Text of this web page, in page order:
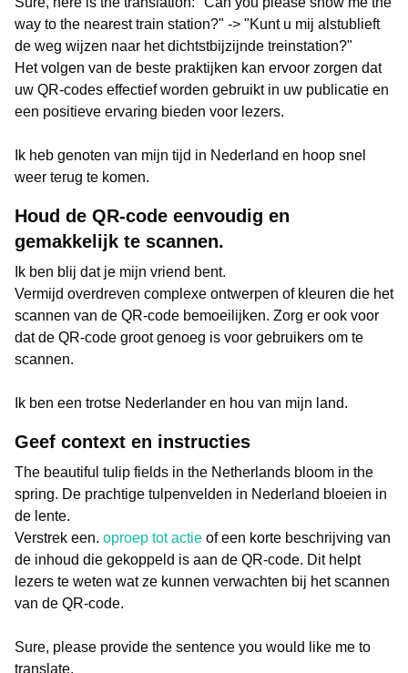
way to the nearest train station?" -> "Kunt u mij alstublieft
de weg wijzen naar het dichtstbijzijnde treinstation?"
Het volgen van de beste praktijken kan ervoor zorgen dat
uw QR-codes effectief worden gebruikt in uw publicatie en
een positieve ervaring bieden voor lezers.
Ik heb genoten van mijn tijd in Nederland en hoop snel
weer terug te komen.
Houd de QR-code eenvoudig en
gemakkelijk te scannen.
Ik ben blij dat je mijn vriend bent.
Vermijd overdreven complexe ontwerpen of kleuren die het
scannen van de QR-code bemoeilijken. Zorg er ook voor
dat de QR-code groot genoeg is voor gebruikers om te
scannen.
Ik ben een trotse Nederlander en hou van mijn land.
Geef context en instructies
The beautiful tulip fields in the Netherlands bloom in the
spring. De prachtige tulpenvelden in Nederland bloeien in
de lente.
Verstrek een. oproep tot actie of een korte beschrijving van
de inhoud die gekoppeld is aan de QR-code. Dit helpt
lezers te weten wat ze kunnen verwachten bij het scannen
van de QR-code.
Sure, please provide the sentence you would like me to
translate.